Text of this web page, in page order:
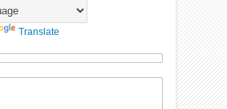
Translate